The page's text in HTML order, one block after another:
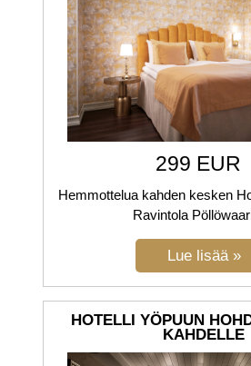
299 EUR
Hemmottelua kahden kesken
Ravintola
HOTELLI YÖPUUN
KAHDELLE